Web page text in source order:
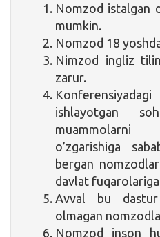
Nomzod istalgan
mumkin.
Nomzod 18
Nimzod ingliz
zarur.
ishlayotgan
o’zgarishiga
bergan
davlat
Avval bu dastur
olmagan
Nomzod inson